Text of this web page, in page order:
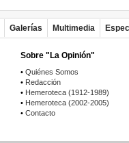
Galerías Multimedia
Sobre "La Opinión"
• Quiénes Somos
• Redacción
• Hemeroteca (1912-1989)
• Hemeroteca (2002-2005)
• Contacto